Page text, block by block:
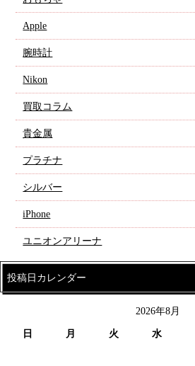
Apple
腕時計
Nikon
買取コラム
貴金属
プラチナ
シルバー
iPhone
ユニオンアリーナ
投稿日カレンダー
2026年8月
日 月 火 水